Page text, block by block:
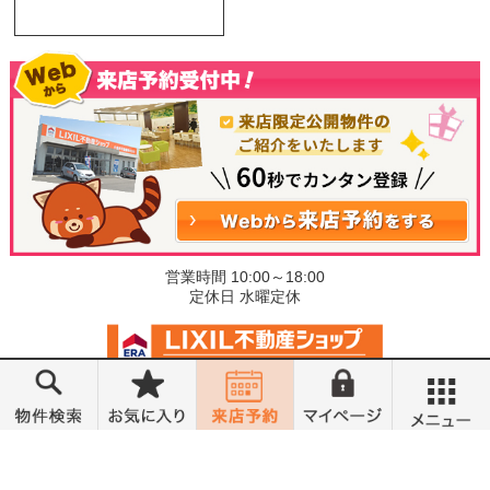
営業時間 10:00～18:00
定休日 水曜定休
©小金井不動産売買部 小山城東店